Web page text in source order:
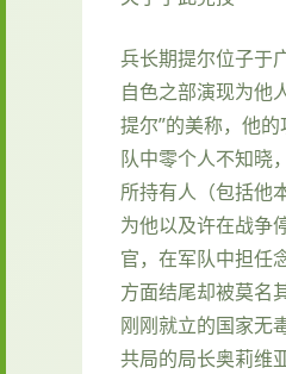
兵长期提尔位子于
自色之部演现为他
提尔”的美称，他
队中零个人不知晓
所持有人（包括他
为他以及许在战争
官，在军队中担任
方面结尾却被莫名
刚刚就立的国家无
共局的局长奥莉维